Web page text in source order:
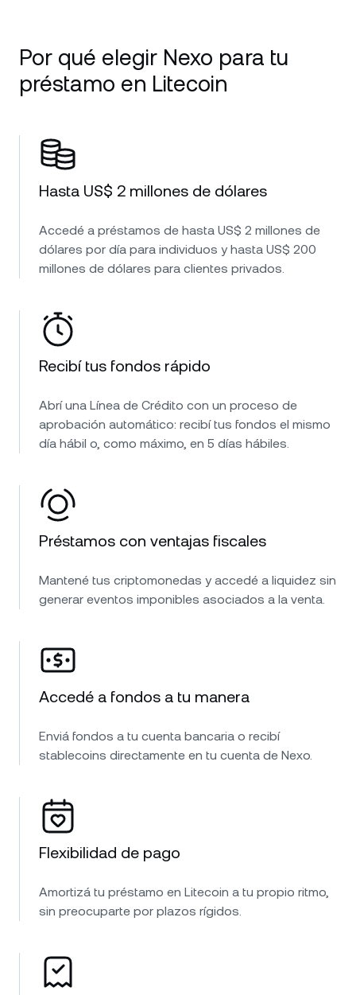
Por qué elegir Nexo para tu
préstamo en Litecoin
Hasta US$ 2 millones de dólares
Accedé a préstamos de hasta US$ 2 millones de
dólares por día para individuos y hasta US$ 200
millones de dólares para clientes privados.
Recibí tus fondos rápido
Abrí una Línea de Crédito con un proceso de
aprobación automático: recibí tus fondos el mismo
día hábil o, como máximo, en 5 días hábiles.
Préstamos con ventajas fiscales
Mantené tus criptomonedas y accedé a liquidez sin
generar eventos imponibles asociados a la venta.
Accedé a fondos a tu manera
Enviá fondos a tu cuenta bancaria o recibí
stablecoins directamente en tu cuenta de Nexo.
Flexibilidad de pago
Amortizá tu préstamo en Litecoin a tu propio ritmo,
sin preocuparte por plazos rígidos.